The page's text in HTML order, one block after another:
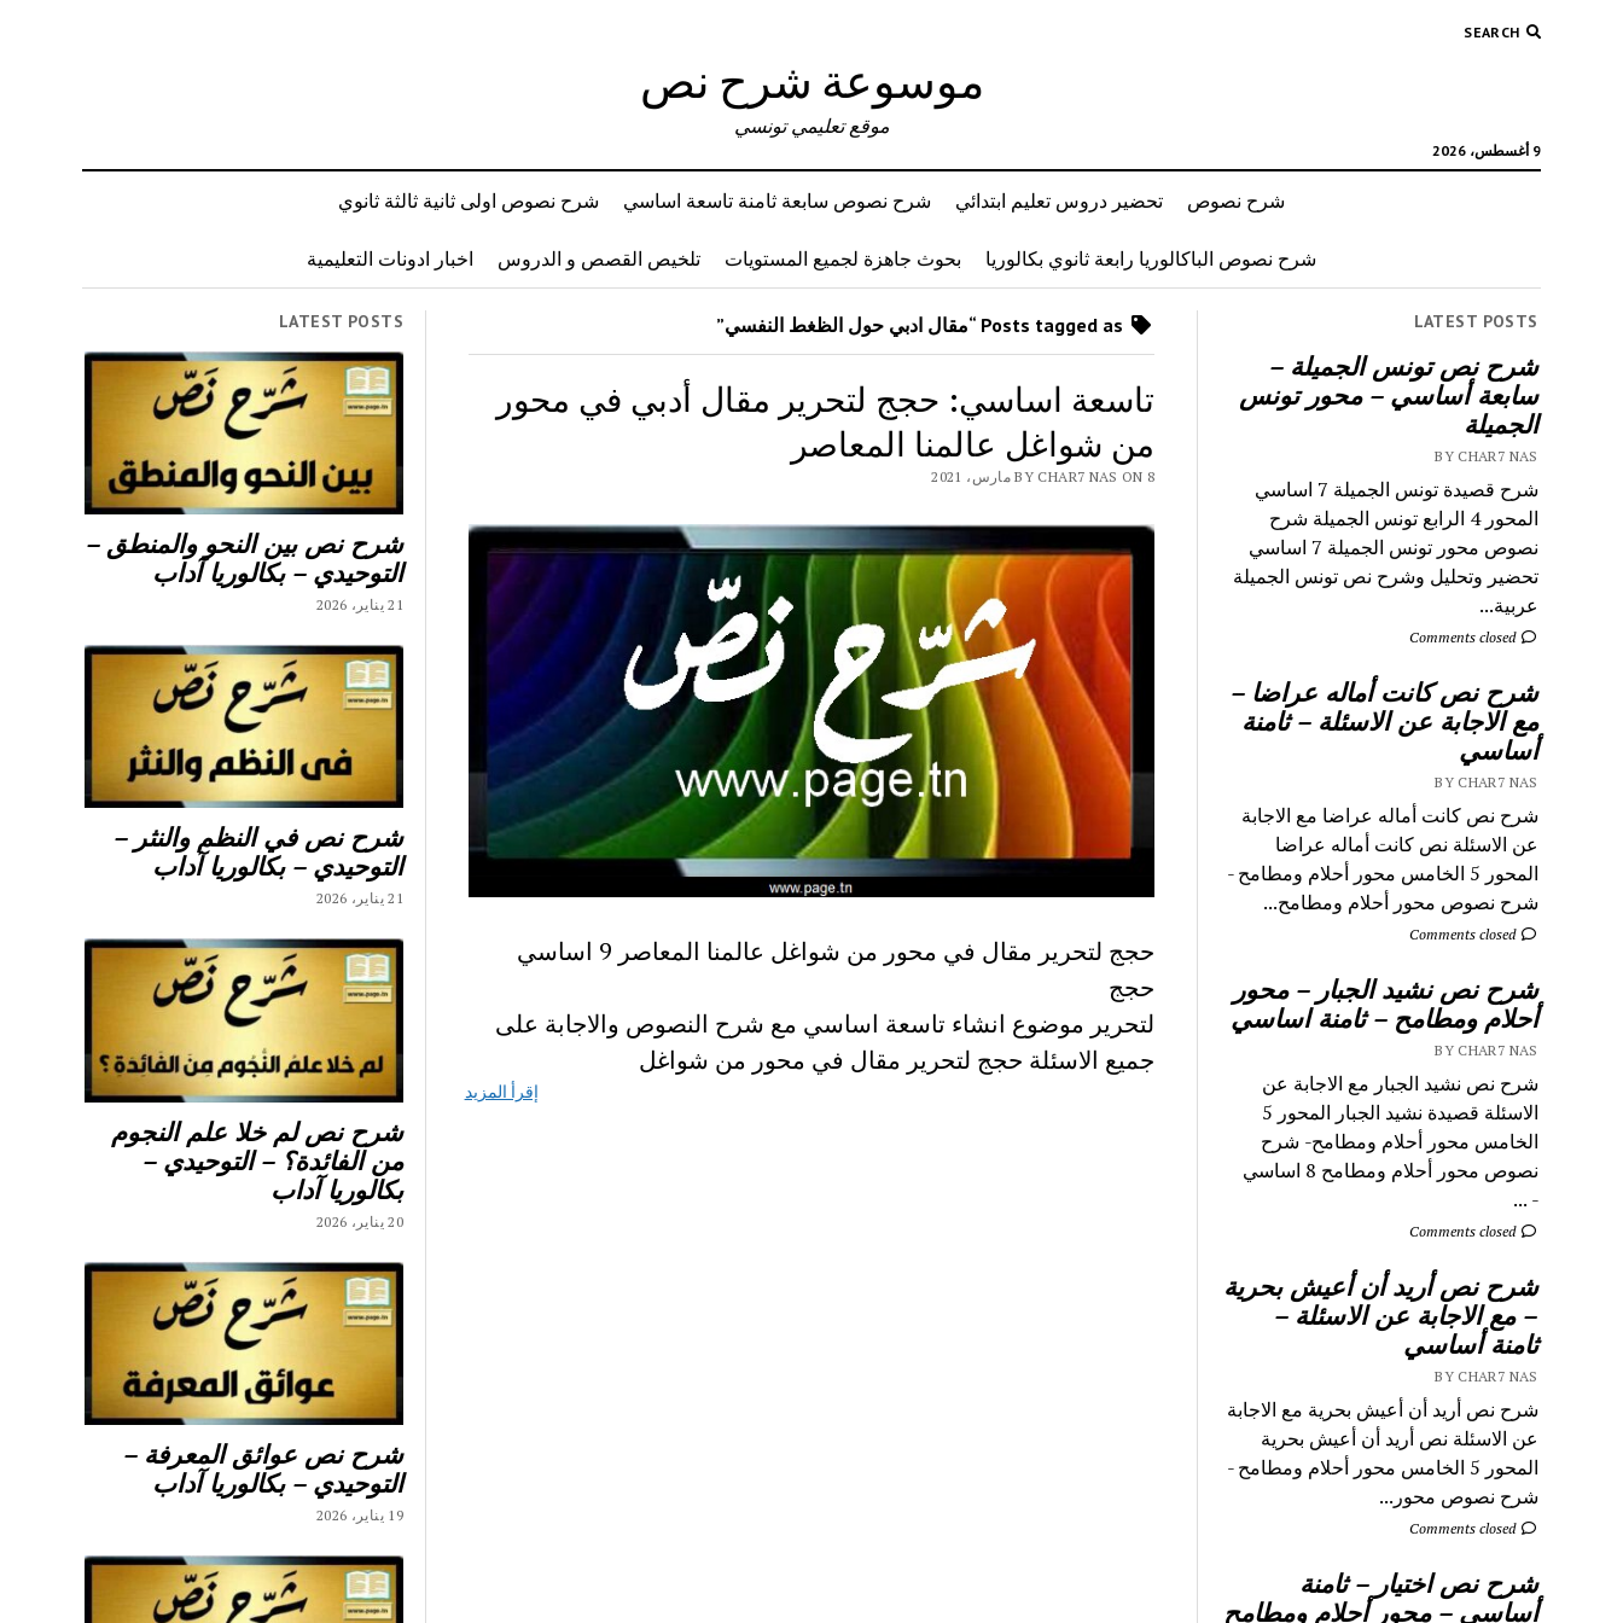
SEARCH
موسوعة شرح نص
9 أغسطس، 2026
موقع تعليمي تونسي
شرح نصوص تحضير دروس تعليم ابتدائي شرح نصوص سابعة ثامنة تاسعة اساسي شرح نصوص اولى ثانية ثالثة ثانوي
شرح نصوص الباكالوريا رابعة ثانوي بكالوريا بحوث جاهزة لجميع المستويات تلخيص القصص و الدروس اخبار ادونات التعليمية
LATEST POSTS
شرح نص تونس الجميلة –
سابعة أساسي – محور تونس
الجميلة
BY CHAR7 NAS
شرح قصيدة تونس الجميلة 7 اساسي
المحور 4 الرابع تونس الجميلة شرح
نصوص محور تونس الجميلة 7 اساسي
تحضير وتحليل وشرح نص تونس الجميلة
عربية...
Comments closed
شرح نص كانت أماله عراضا –
مع الاجابة عن الاسئلة – ثامنة
أساسي
BY CHAR7 NAS
شرح نص كانت أماله عراضا مع الاجابة
عن الاسئلة نص كانت أماله عراضا
المحور 5 الخامس محور أحلام ومطامح -
شرح نصوص محور أحلام ومطامح...
Comments closed
شرح نص نشيد الجبار – محور
أحلام ومطامح – ثامنة اساسي
BY CHAR7 NAS
شرح نص نشيد الجبار مع الاجابة عن
الاسئلة قصيدة نشيد الجبار المحور 5
الخامس محور أحلام ومطامح- شرح
نصوص محور أحلام ومطامح 8 اساسي
- ...
Comments closed
شرح نص أريد أن أعيش بحرية
– مع الاجابة عن الاسئلة –
ثامنة أساسي
BY CHAR7 NAS
شرح نص أريد أن أعيش بحرية مع الاجابة
عن الاسئلة نص أريد أن أعيش بحرية
المحور 5 الخامس محور أحلام ومطامح -
شرح نصوص محور...
Comments closed
شرح نص اختيار – ثامنة
أساسي – محور أحلام ومطامح
تاسعة اساسي: حجج لتحرير مقال أدبي في محور
من شواغل عالمنا المعاصر
BY CHAR7 NAS ON 8 مارس، 2021
حجج لتحرير مقال في محور من شواغل عالمنا المعاصر 9 اساسي
حجج
لتحرير موضوع انشاء تاسعة اساسي مع شرح النصوص والاجابة على
جميع الاسئلة حجج لتحرير مقال في محور من شواغل
إقرأ المزيد
LATEST POSTS
شرح نص بين النحو والمنطق –
التوحيدي – بكالوريا آداب
21 يناير، 2026
شرح نص في النظم والنثر –
التوحيدي – بكالوريا آداب
21 يناير، 2026
شرح نص لم خلا علم النجوم
من الفائدة؟ – التوحيدي –
بكالوريا آداب
20 يناير، 2026
شرح نص عوائق المعرفة –
التوحيدي – بكالوريا آداب
19 يناير، 2026